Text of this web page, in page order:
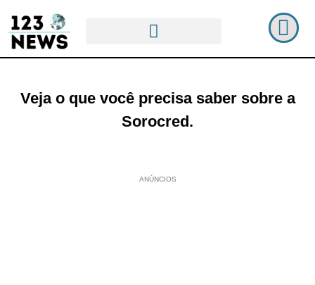
Veja o que você precisa saber sobre a
Sorocred.
ANÚNCIOS